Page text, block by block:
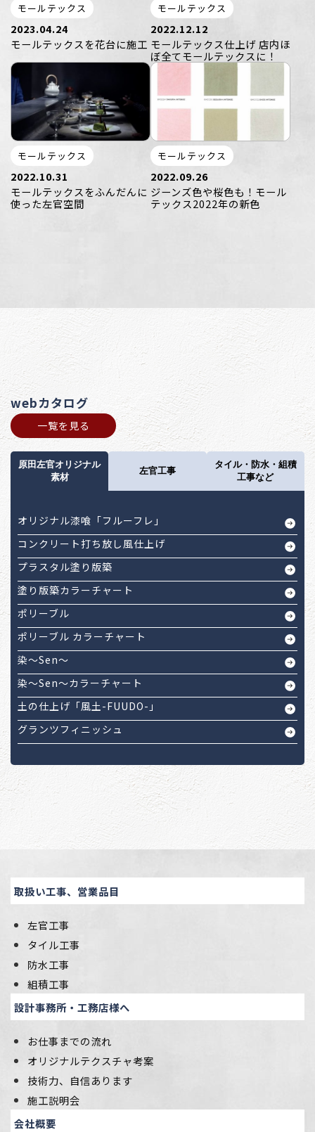
モールテックス
2023.04.24
モールテックスを花台に施工
モールテックス
2022.12.12
モールテックス仕上げ 店内ほ
ぼ全てモールテックスに！
モールテックス
2022.10.31
モールテックスをふんだんに
使った左官空間
モールテックス
2022.09.26
ジーンズ色や桜色も！モール
テックス2022年の新色
webカタログ
一覧を見る
原田左官オリジナル
素材
左官工事
タイル・防水・組積
工事など
オリジナル漆喰「フルーフレ」
コンクリート打ち放し風仕上げ
プラスタル塗り版築
塗り版築カラーチャート
ポリーブル
ポリーブル カラーチャート
染～Sen～
染～Sen～カラーチャート
土の仕上げ「風土-FUUDO-」
グランツフィニッシュ
取扱い工事、営業品目
左官工事
タイル工事
防水工事
組積工事
設計事務所・工務店様へ
お仕事までの流れ
オリジナルテクスチャ考案
技術力、自信あります
施工説明会
会社概要